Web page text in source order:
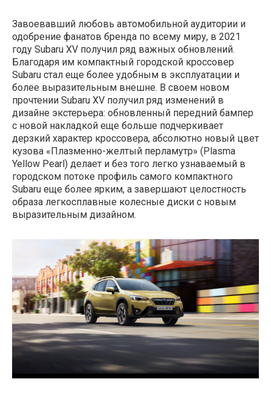
Завоевавший любовь автомобильной аудитории и
одобрение фанатов бренда по всему миру, в 2021
году Subaru XV получил ряд важных обновлений.
Благодаря им компактный городской кроссовер
Subaru стал еще более удобным в эксплуатации и
более выразительным внешне. В своем новом
прочтении Subaru XV получил ряд изменений в
дизайне экстерьера: обновленный передний бампер
с новой накладкой еще больше подчеркивает
дерзкий характер кроссовера, абсолютно новый цвет
кузова «Плазменно-желтый перламутр» (Plasma
Yellow Pearl) делает и без того легко узнаваемый в
городском потоке профиль самого компактного
Subaru еще более ярким, а завершают целостность
образа легкосплавные колесные диски с новым
выразительным дизайном.